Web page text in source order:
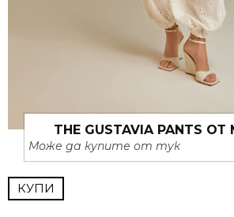
THE GUSTAVIA PANTS ОТ
Може да купите от тук
КУПИ